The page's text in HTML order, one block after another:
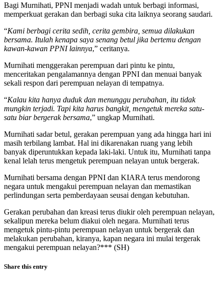
Bagi Murnihati, PPNI menjadi wadah untuk berbagi informasi,
memperkuat gerakan dan berbagi suka cita laiknya seorang saudari.
“Kami berbagi cerita sedih, cerita gembira, semua dilakukan
bersama. Itulah kenapa saya senang betul jika bertemu dengan
kawan-kawan PPNI lainnya,” ceritanya.
Murnihati menggerakan perempuan dari pintu ke pintu,
menceritakan pengalamannya dengan PPNI dan menuai banyak
sekali respon dari perempuan nelayan di tempatnya.
“Kalau kita hanya duduk dan menunggu perubahan, itu tidak
mungkin terjadi. Tapi kita harus bangkit, mengetuk mereka satu-
satu biar bergerak bersama,” ungkap Murnihati.
Murnihati sadar betul, gerakan perempuan yang ada hingga hari ini
masih terbilang lambat. Hal ini dikarenakan ruang yang lebih
banyak diperuntukkan kepada laki-laki. Untuk itu, Murnihati tanpa
kenal lelah terus mengetuk perempuan nelayan untuk bergerak.
Murnihati bersama dengan PPNI dan KIARA terus mendorong
negara untuk mengakui perempuan nelayan dan memastikan
perlindungan serta pemberdayaan seusai dengan kebutuhan.
Gerakan perubahan dan kreasi terus diukir oleh perempuan nelayan,
sekalipun mereka belum diakui oleh negara. Murnihati terus
mengetuk pintu-pintu perempuan nelayan untuk bergerak dan
melakukan perubahan, kiranya, kapan negara ini mulai tergerak
mengakui perempuan nelayan?*** (SH)
Share this entry